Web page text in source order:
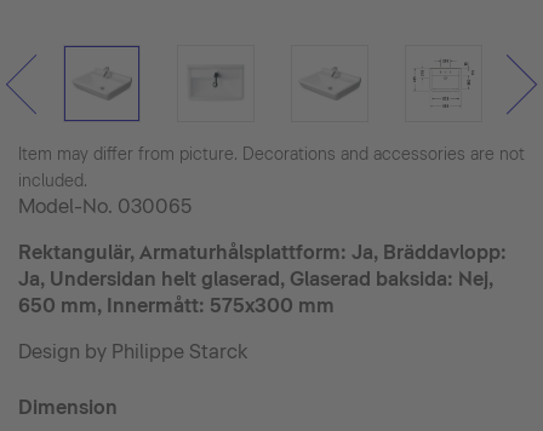
Item may differ from picture. Decorations and accessories are not
included.
Model-No. 030065
Rektangulär, Armaturhålsplattform: Ja, Bräddavlopp:
Ja, Undersidan helt glaserad, Glaserad baksida: Nej,
650 mm, Innermått: 575x300 mm
Design by Philippe Starck
Dimension